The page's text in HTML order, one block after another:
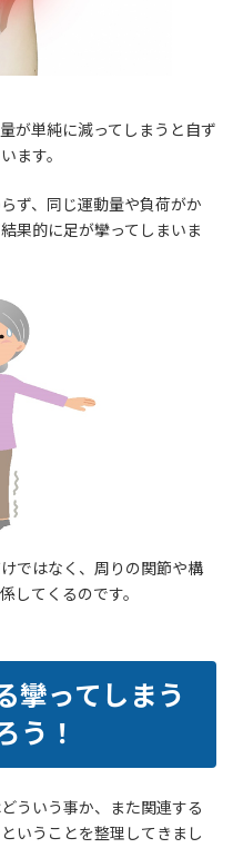
が単純に減ってしまうと自ず
ます。
ず、同じ運動量や負荷がか
果的に足が攣ってしまいま
ではなく、周りの関節や構
してくるのです。
攣ってしまう
う！
ういう事か、また関連する
ということを整理してきまし